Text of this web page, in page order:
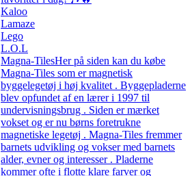
Kaloo
Lamaze
Lego
L.O.L
Magna-TilesHer på siden kan du købe
Magna-Tiles som er magnetisk
byggelegetøj i høj kvalitet . Byggepladerne
blev opfundet af en lærer i 1997 til
undervisningsbrug . Siden er mærket
vokset og er nu børns foretrukne
magnetiske legetøj . Magna-Tiles fremmer
barnets udvikling og vokser med barnets
alder, evner og interesser . Pladerne
kommer ofte i flotte klare farver og